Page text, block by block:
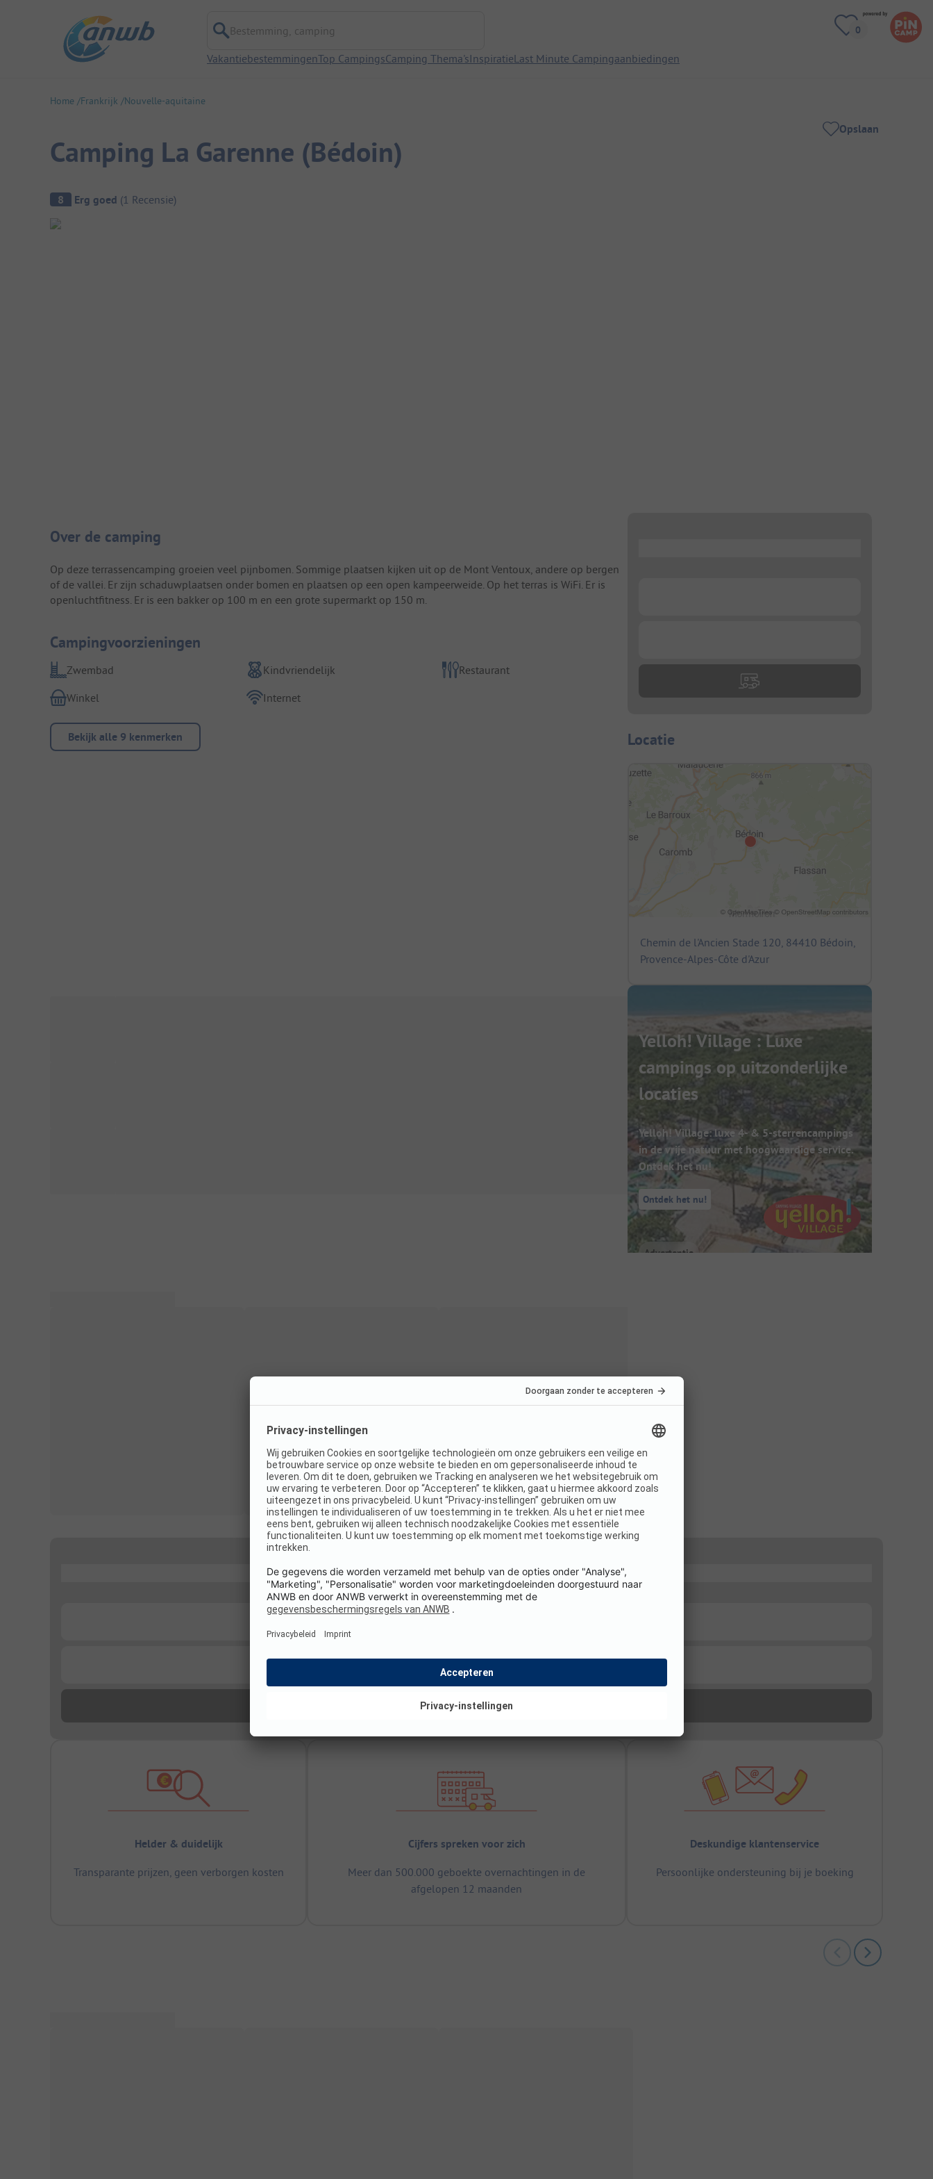
Bestemming, camping
VakantiebestemmingenTop CampingsCamping Thema'sInspiratieLast Minute Campingaanbiedingen
Home Frankrijk Nouvelle-aquitaine
Camping La Garenne (Bédoin)
Opslaan
Camping overzicht
8 Erg goed (1 Recensie)
Camping introductie
Over de camping
Op deze terrassencamping groeien veel pijnbomen. Sommige plaatsen kijken uit op de Mont Ventoux, andere op bergen
of de vallei. Er zijn schaduwplaatsen onder bomen en plaatsen op een open kampeerweide. Op het terras is WiFi. Er is
openluchtfitness. Er is een bakker op 100 m en een grote supermarkt op 150 m.
Campingvoorzieningen
Zwembad Kindvriendelijk
Restaurant
Winkel
Internet
Bekijk alle 9 kenmerken Locatie
Chemin de l'Ancien Stade 120, 84410 Bédoin,
Provence-Alpes-Côte d'Azur
Yelloh! Village : Luxe
campings op uitzonderlijke
locaties
Yelloh! Village: luxe 4- & 5-sterrencampings
in de vrije natuur met hoogwaardige service.
Ontdek het nu!
Ontdek het nu!
Helder & duidelijk
Transparante prijzen, geen verborgen kosten
Cijfers spreken voor zich
Meer dan 500.000 geboekte overnachtingen in de
afgelopen 12 maanden
Deskundige klantenservice
Persoonlijke ondersteuning bij je boeking